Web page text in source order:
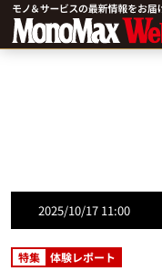
2025/10/17 11:00
特集 体験レポート